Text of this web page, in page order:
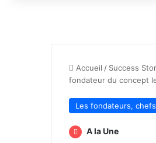
Accueil / Success
fondateur du concept
Les fondateurs,
A la Une